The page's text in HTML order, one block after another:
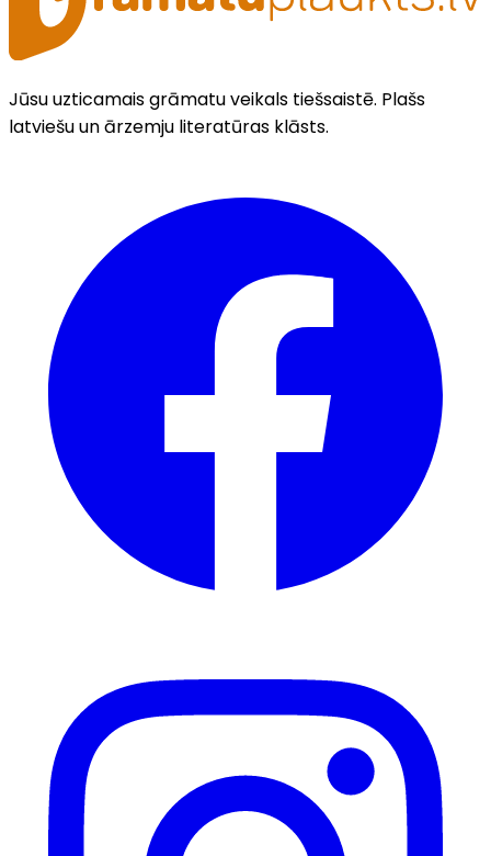
Jūsu uzticamais grāmatu veikals tiešsaistē. Plašs
latviešu un ārzemju literatūras klāsts.